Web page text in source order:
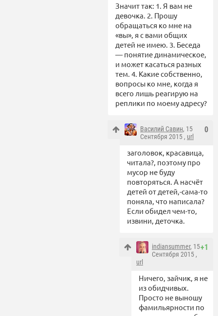
Значит так: 1. Я вам не
девочка. 2. Прошу
обращаться ко мне на
«вы», я с вами общих
детей не имею. 3. Беседа
— понятие динамическое,
и может касаться разных
тем. 4. Какие собственно,
вопросы ко мне, когда я
всего лишь реагирую на
реплики по моему адресу?
0
Василий Савин, 15
Сентября 2015 , url
заголовок, красавица,
читала?, поэтому про
мусор не буду
повторяться. А насчёт
детей от детей,-сама-то
поняла, что написала?
Если обидел чем-то,
извини, деточка.
+1
indiansummer, 15
Сентября 2015 ,
url
Ничего, зайчик, я не
из обидчивых.
Просто не выношу
фамильярности по